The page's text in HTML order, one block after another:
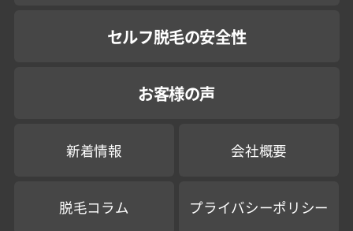
セルフ脱毛の安全性
お客様の声
新着情報 会社概要
脱毛コラム プライバシーポリシー